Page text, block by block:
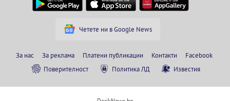
Четете ни в Google News
За нас За реклама Платени публикации Контакти
Facebook
Поверителност
Политика ЛД Известия